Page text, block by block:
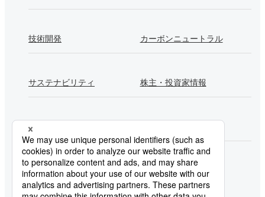
技術開発 カーボンニュートラル
サステナビリティ 株主・投資家情報
採用情報
製鉄所一覧